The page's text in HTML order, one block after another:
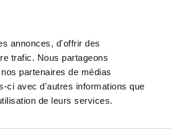
annonces, d'offrir des
trafic. Nous partageons
partenaires de médias
ci avec d'autres informations que
de leurs services.
LIBRAIRIE
DÉLAI ACTUEL : 3 À 5 JOURS